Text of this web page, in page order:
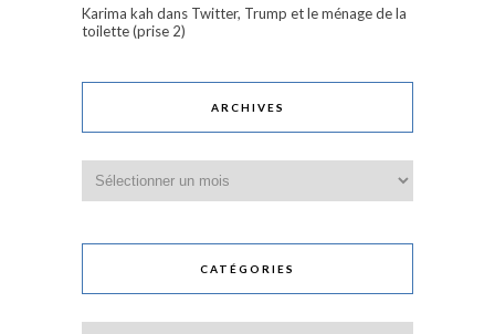
Karima kah dans Twitter, Trump et le ménage de la
toilette (prise 2)
ARCHIVES
CATÉGORIES